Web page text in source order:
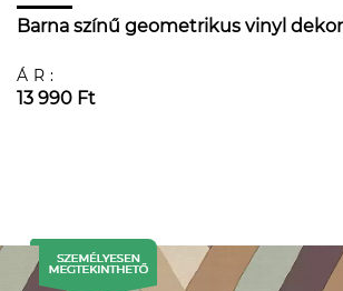
Barna színű geometrikus vinyl
ÁR:
13 990 Ft